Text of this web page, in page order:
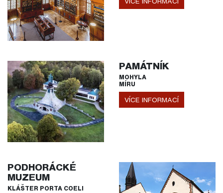
PAMÁTNÍK
MOHYLA
MÍRU
VÍCE INFORMACÍ
PODHORÁCKÉ
MUZEUM
KLÁŠTER PORTA COELI